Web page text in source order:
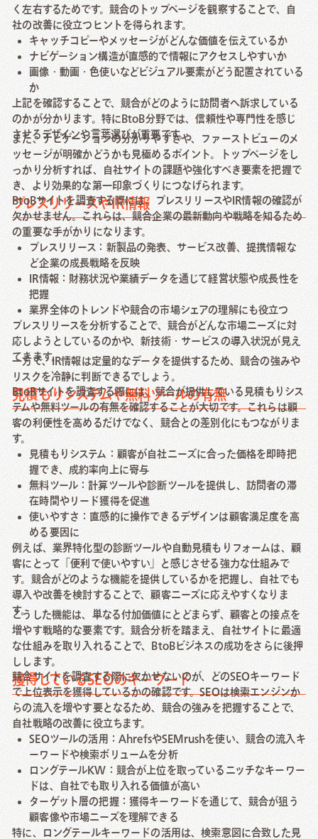
く左右するためです。競合のトップページを観察することで、自
社の改善に役立つヒントを得られます。
キャッチコピーやメッセージがどんな価値を伝えているか
ナビゲーション構造が直感的で情報にアクセスしやすいか
画像・動画・色使いなどビジュアル要素がどう配置されている
か
上記を確認することで、競合がどのように訪問者へ訴求している
のかが分かります。特にBtoB分野では、信頼性や専門性を感じ
させるデザインや言葉選びが重要です。
また、ナビゲーションの分かりやすさや、ファーストビューのメ
ッセージが明確かどうかも見極めるポイント。トップページをし
っかり分析すれば、自社サイトの課題や強化すべき要素を把握で
き、より効果的な第一印象づくりにつなげられます。
プレスリリースやIR情報
BtoBサイトを調査する際には、プレスリリースやIR情報の確認が
欠かせません。これらは、競合企業の最新動向や戦略を知るため
の重要な手がかりになります。
プレスリリース：新製品の発表、サービス改善、提携情報な
ど企業の成長戦略を反映
IR情報：財務状況や業績データを通じて経営状態や成長性を
把握
業界全体のトレンドや競合の市場シェアの理解にも役立つ
プレスリリースを分析することで、競合がどんな市場ニーズに対
応しようとしているのかや、新技術・サービスの導入状況が見え
てきます。
一方で、IR情報は定量的なデータを提供するため、競合の強みや
リスクを冷静に判断できるでしょう。
見積もりシステムや無料ツールの有無
BtoBサイトを調査する際には、競合が提供している見積もりシス
テムや無料ツールの有無を確認することが大切です。これらは顧
客の利便性を高めるだけでなく、競合との差別化にもつながりま
す。
見積もりシステム：顧客が自社ニーズに合った価格を即時把
握でき、成約率向上に寄与
無料ツール：計算ツールや診断ツールを提供し、訪問者の滞
在時間やリード獲得を促進
使いやすさ：直感的に操作できるデザインは顧客満足度を高
める要因に
例えば、業界特化型の診断ツールや自動見積もりフォームは、顧
客にとって「便利で使いやすい」と感じさせる強力な仕組みで
す。競合がどのような機能を提供しているかを把握し、自社でも
導入や改善を検討することで、顧客ニーズに応えやすくなりま
す。
こうした機能は、単なる付加価値にとどまらず、顧客との接点を
増やす戦略的な要素です。競合分析を踏まえ、自社サイトに最適
な仕組みを取り入れることで、BtoBビジネスの成功をさらに後押
しします。
獲得しているSEOのキーワード
競合サイトを調査する際に欠かせないのが、どのSEOキーワード
で上位表示を獲得しているかの確認です。SEOは検索エンジンか
らの流入を増やす要となるため、競合の強みを把握することで、
自社戦略の改善に役立ちます。
SEOツールの活用：AhrefsやSEMrushを使い、競合の流入キ
ーワードや検索ボリュームを分析
ロングテールKW：競合が上位を取っているニッチなキーワー
ドは、自社でも取り入れる価値が高い
ターゲット層の把握：獲得キーワードを通じて、競合が狙う
顧客像や市場ニーズを理解できる
特に、ロングテールキーワードの活用は、検索意図に合致した見